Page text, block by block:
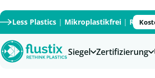
Less Plastics| Mikroplastikfrei|
Siegel Zertifizierung